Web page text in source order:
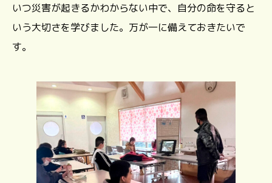
いつ災害が起きるかわからない中で、自分の命を守ると
いう大切さを学びました。万が一に備えておきたいで
す。